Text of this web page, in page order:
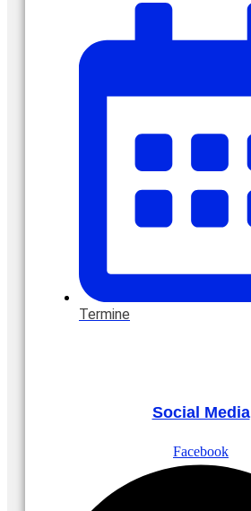
Termine
Social Media
Facebook